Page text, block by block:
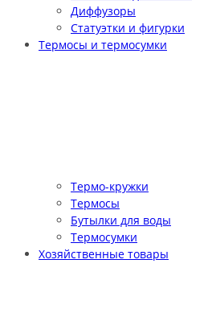
Диффузоры
Статуэтки и фигурки
Термосы и термосумки
Термо-кружки
Термосы
Бутылки для воды
Термосумки
Хозяйственные товары